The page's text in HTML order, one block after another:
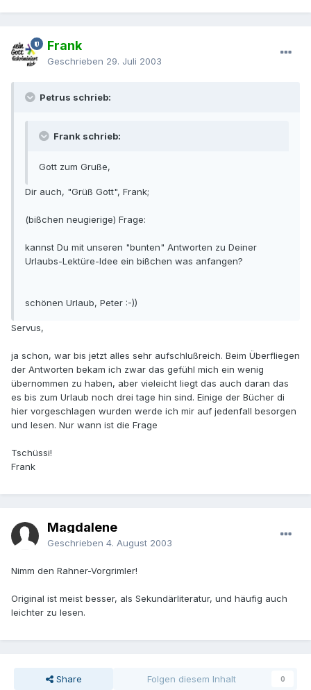
Frank
Geschrieben 29. Juli 2003
Petrus schrieb:
Frank schrieb:
Gott zum Gruße,
Dir auch, "Grüß Gott", Frank;
(bißchen neugierige) Frage:
kannst Du mit unseren "bunten" Antworten zu Deiner
Urlaubs-Lektüre-Idee ein bißchen was anfangen?
schönen Urlaub, Peter :-))
Servus,
ja schon, war bis jetzt alles sehr aufschlußreich. Beim Überfliegen
der Antworten bekam ich zwar das gefühl mich ein wenig
übernommen zu haben, aber vieleicht liegt das auch daran das
es bis zum Urlaub noch drei tage hin sind. Einige der Bücher di
hier vorgeschlagen wurden werde ich mir auf jedenfall besorgen
und lesen. Nur wann ist die Frage
Tschüssi!
Frank
Magdalene
Geschrieben 4. August 2003
Nimm den Rahner-Vorgrimler!
Original ist meist besser, als Sekundärliteratur, und häufig auch
leichter zu lesen.
Share Folgen diesem Inhalt 0